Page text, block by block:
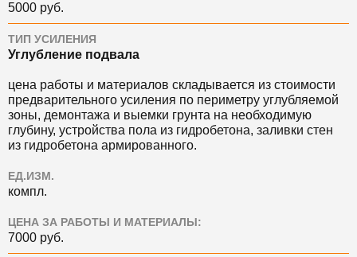
5000 руб.
ТИП УСИЛЕНИЯ
Углубление подвала
цена работы и материалов складывается из стоимости
предварительного усиления по периметру углубляемой
зоны, демонтажа и выемки грунта на необходимую
глубину, устройства пола из гидробетона, заливки стен
из гидробетона армированного.
ЕД.ИЗМ.
компл.
ЦЕНА ЗА РАБОТЫ И МАТЕРИАЛЫ:
7000 руб.